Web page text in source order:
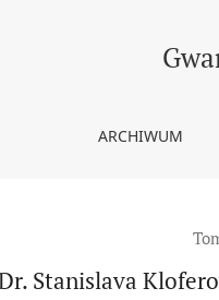
ARCHIWUM
Stanislava